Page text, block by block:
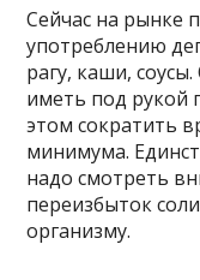
Сейчас на рынке
употреблению
рагу, каши,
иметь под рукой
этом сократить
минимума.
надо смотреть
переизбыток
организму.